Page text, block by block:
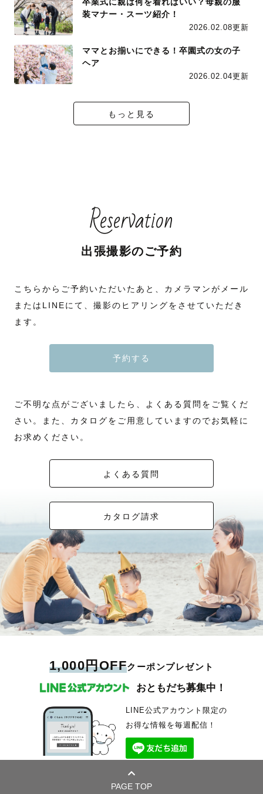
卒業式に親は何を着ればいい？母親の服
装マナー・スーツ紹介！
2026.02.08更新
ママとお揃いにできる！卒園式の女の子
ヘア
2026.02.04更新
もっと見る
Reservation
出張撮影のご予約
こちらからご予約いただいたあと、カメラマンがメール
またはLINEにて、撮影のヒアリングをさせていただき
ます。
予約する
ご不明な点がございましたら、よくある質問をご覧くだ
さい。また、カタログをご用意していますのでお気軽に
お求めください。
よくある質問
カタログ請求
1,000円OFFクーポンプレゼント
おともだち募集中！
LINE公式アカウント限定の
お得な情報を毎週配信！
PAGE TOP